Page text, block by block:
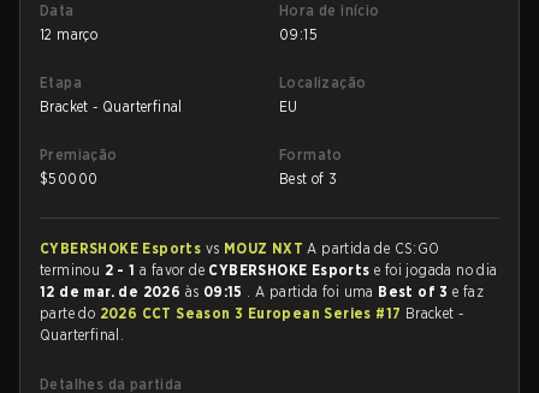
Data
12 março
Hora de início
09:15
Etapa
Bracket - Quarterfinal
Localização
EU
Premiação
$50000
Formato
Best of 3
CYBERSHOKE Esports vs MOUZ NXTA partida de CS:GO
terminou 2 - 1 a favor de CYBERSHOKE Esportse foi jogada no dia
12 de mar. de 2026 às 09:15 . A partida foi uma Best of 3e faz
parte do 2026 CCT Season 3 European Series #17 Bracket -
Quarterfinal.
Detalhes da partida